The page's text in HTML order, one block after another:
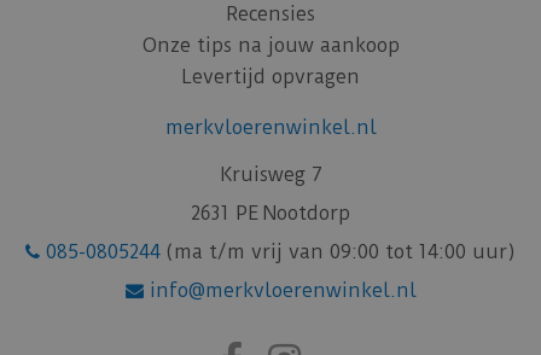
Recensies
Onze tips na jouw aankoop
Levertijd opvragen
merkvloerenwinkel.nl
Kruisweg 7
2631 PE Nootdorp
085-0805244 (ma t/m vrij van 09:00 tot 14:00 uur)
info@merkvloerenwinkel.nl